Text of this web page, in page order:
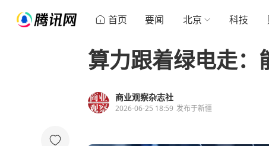
首页 要闻 北京 科技
算力跟着绿电走：
商业观察杂志社
2026-06-25 18:59 发布于新疆